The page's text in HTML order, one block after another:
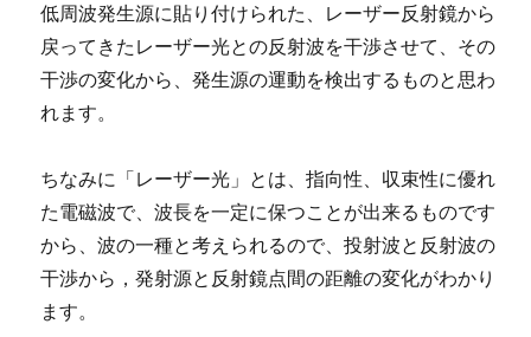
低周波発生源に貼り付けられた、レーザー反射鏡から
戻ってきたレーザー光との反射波を干渉させて、その
干渉の変化から、発生源の運動を検出するものと思わ
れます。
ちなみに「レーザー光」とは、指向性、収束性に優れ
た電磁波で、波長を一定に保つことが出来るものです
から、波の一種と考えられるので、投射波と反射波の
干渉から，発射源と反射鏡点間の距離の変化がわかり
ます。